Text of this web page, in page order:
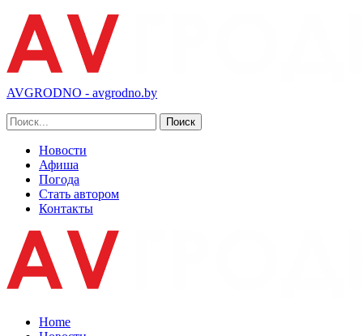
AVGRODNO - avgrodno.by
Новости
Афиша
Погода
Стать автором
Контакты
Home